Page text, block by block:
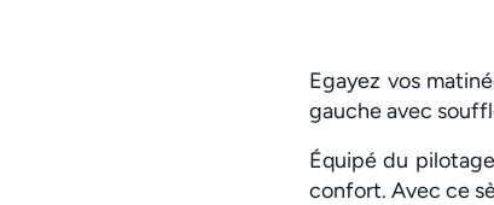
Egayez vos
gauche avec
Équipé du
confort. Avec ce